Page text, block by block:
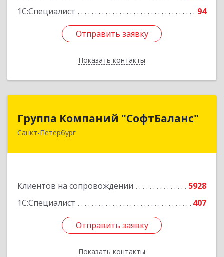
1С:Специалист
94
Отправить заявку
Показать контакты
Отправить заявку
Назад
Группа Компаний "СофтБаланс"
Санкт-Петербург
Клиентов на сопровождении
5928
1С:Специалист
407
Отправить заявку
Показать контакты
Группа Компаний "СофтБаланс"
195112, Санкт-Петербург г, Заневский пр-кт,
Отправить заявку
Назад